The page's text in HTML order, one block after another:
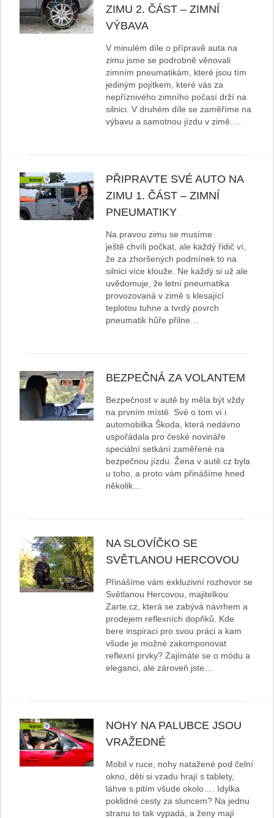
ZIMU 2. ČÁST – ZIMNÍ
VÝBAVA
V minulém díle o přípravě auta na
zimu jsme se podrobně věnovali
zimním pneumatikám, které jsou tím
jediným pojítkem, které vás za
nepříznivého zimního počasí drží na
silnici. V druhém díle se zaměříme na
výbavu a samotnou jízdu v zimě….
PŘIPRAVTE SVÉ AUTO NA
ZIMU 1. ČÁST – ZIMNÍ
PNEUMATIKY
Na pravou zimu se musíme
ještě chvíli počkat, ale každý řidič ví,
že za zhoršených podmínek to na
silnici více klouže. Ne každý si už ale
uvědomuje, že letní pneumatika
provozovaná v zimě s klesající
teplotou tuhne a tvrdý povrch
pneumatik hůře přilne…
BEZPEČNÁ ZA VOLANTEM
Bezpečnost v autě by měla být vždy
na prvním místě. Své o tom ví i
automobilka Škoda, která nedávno
uspořádala pro české novináře
speciální setkání zaměřené na
bezpečnou jízdu. Žena v autě.cz byla
u toho, a proto vám přinášíme hned
několik…
NA SLOVÍČKO SE
SVĚTLANOU HERCOVOU
Přinášíme vám exkluzivní rozhovor se
Světlanou Hercovou, majitelkou
Zarte.cz, která se zabývá návrhem a
prodejem reflexních dopňků. Kde
bere inspiraci pro svou práci a kam
všude je možné zakomponovat
reflexní prvky? Zajímáte se o módu a
eleganci, ale zároveň jste…
NOHY NA PALUBCE JSOU
VRAŽEDNÉ
Mobil v ruce, nohy natažené pod čelní
okno, děti si vzadu hrají s tablety,
láhve s pitím všude okolo…. Idylka
poklidné cesty za sluncem? Na jednu
stranu to tak vypadá, a ženy mají